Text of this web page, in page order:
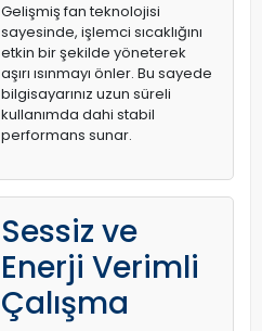
Gelişmiş fan teknolojisi
sayesinde, işlemci sıcaklığını
etkin bir şekilde yöneterek
aşırı ısınmayı önler. Bu sayede
bilgisayarınız uzun süreli
kullanımda dahi stabil
performans sunar.
Sessiz ve
Enerji Verimli
Çalışma